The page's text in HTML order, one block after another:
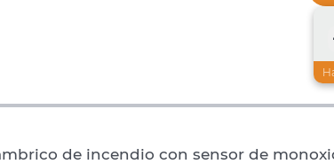
de incendio con sensor de